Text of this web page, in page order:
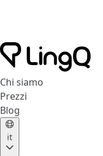
Chi siamo
Prezzi
Blog
it